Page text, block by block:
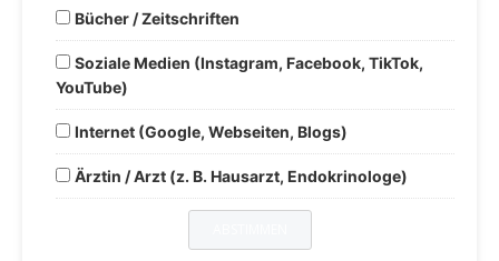
Bücher / Zeitschriften
Soziale Medien (Instagram, Facebook, TikTok,
YouTube)
Internet (Google, Webseiten, Blogs)
Ärztin / Arzt (z. B. Hausarzt, Endokrinologe)